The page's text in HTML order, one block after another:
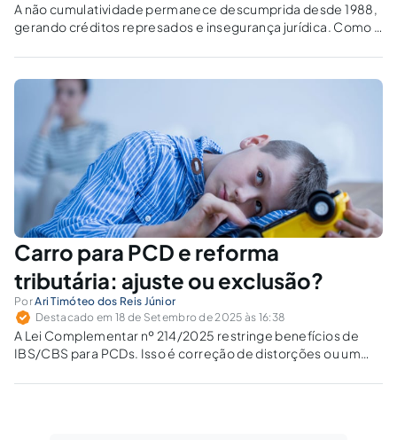
A não cumulatividade permanece descumprida desde 1988,
gerando créditos represados e insegurança jurídica. Como a
“efeito cascata”?
Carro para PCD e reforma
tributária: ajuste ou exclusão?
PorAri Timóteo dos Reis Júnior
Destacado em 18 de Setembro de 2025 às 16:38
A Lei Complementar nº 214/2025 restringe benefícios de
IBS/CBS para PCDs. Isso é correção de distorções ou um